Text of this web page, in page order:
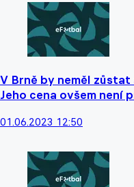
V Brně by neměl
Jeho cena ovšem není
01.06.2023 12:50